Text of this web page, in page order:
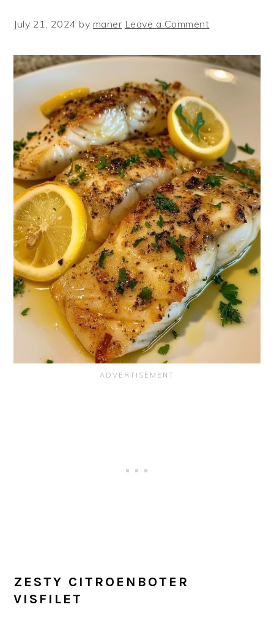
July 21, 2024 by maner Leave a Comment
ZESTY CITROENBOTER
VISFILET